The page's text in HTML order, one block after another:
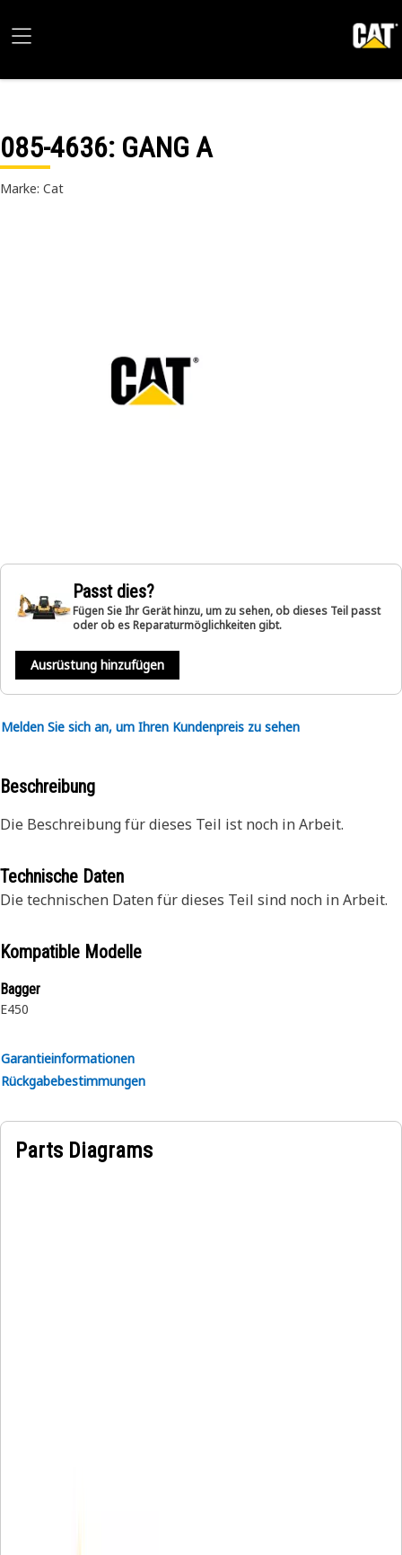
085-4636: GANG A
Marke: Cat
Passt dies?
Fügen Sie Ihr Gerät hinzu, um zu sehen, ob dieses Teil passt
oder ob es Reparaturmöglichkeiten gibt.
Ausrüstung hinzufügen
Melden Sie sich an, um Ihren Kundenpreis zu sehen
Beschreibung
Die Beschreibung für dieses Teil ist noch in Arbeit.
Technische Daten
Die technischen Daten für dieses Teil sind noch in Arbeit.
Kompatible Modelle
Bagger
E450
Garantieinformationen
Rückgabebestimmungen
Parts Diagrams